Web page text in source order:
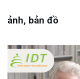
ảnh, bản đồ